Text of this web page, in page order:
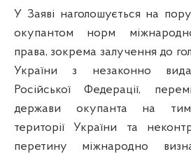
У Заяві наголошується на
окупантом норм
права, зокрема залучення до
України з незаконно
Російської Федерації,
держави окупанта на
території України та
перетину міжнародно